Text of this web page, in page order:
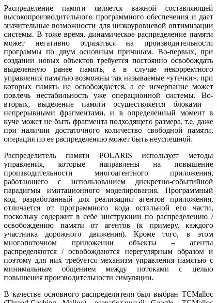
Распределение памяти является важной составляющей
высокопроизводительного программного обеспечения и дает
значительные возможности для низкоуровневой оптимизации
системы. В тоже время, динамическое распределение памяти
может негативно отразиться на производительности
программы по двум основным причинам. Во-первых, при
создании новых объектов требуется постоянно освобождать
выделенную ранее память, а в случае некорректного
управления памятью возможны так называемые «утечки», при
которых память не освобождается, а ее исчерпание может
повлечь нестабильность уже операционной системы. Во-
вторых, выделение памяти осуществляется блоками –
непрерывными фрагментами, и в определенный момент в
куче может не быть фрагмента подходящего размера, т.е. даже
при наличии достаточного количество свободной памяти,
операция по ее распределению может быть неуспешной.
Распределитель памяти POLARIS использует методы
управления, которые направлены на повышение
производительности многоагентного приложения,
работающего с использованием дискретно-событийной
парадигмы имитационного моделирования. Программный
код, разработанный для реализации агентов приложения,
отличается от программного кода остальной его части,
поскольку содержит в себе инструкции по распределению /
освобождению памяти от агентов (к примеру, каждого
участника дорожного движения). Кроме того, в этом
многопоточном приложении объекты – агенты
распределяются / освобождаются нерегулярным образом и
поэтому для них требуется механизм управления памятью с
минимальным общением между потоками с целью
повышения производительности симуляции.
В качестве основного распределителя был выбран TCMalloc